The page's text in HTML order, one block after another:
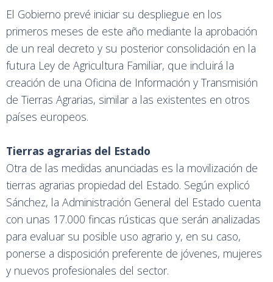
El Gobierno prevé iniciar su despliegue en los
primeros meses de este año mediante la aprobación
de un real decreto y su posterior consolidación en la
futura Ley de Agricultura Familiar, que incluirá la
creación de una Oficina de Información y Transmisión
de Tierras Agrarias, similar a las existentes en otros
países europeos.
Tierras agrarias del Estado
Otra de las medidas anunciadas es la movilización de
tierras agrarias propiedad del Estado. Según explicó
Sánchez, la Administración General del Estado cuenta
con unas 17.000 fincas rústicas que serán analizadas
para evaluar su posible uso agrario y, en su caso,
ponerse a disposición preferente de jóvenes, mujeres
y nuevos profesionales del sector.